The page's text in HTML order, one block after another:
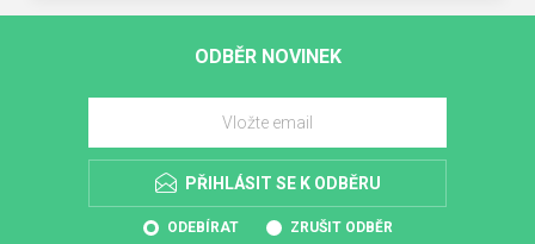
ODBĚR NOVINEK
PŘIHLÁSIT SE K ODBĚRU
ODEBÍRAT ZRUŠIT ODBĚR